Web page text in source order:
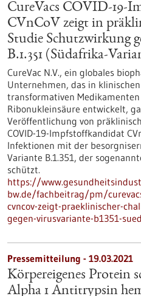
CureVacs COVID-19-
CVnCoV zeigt in
Studie Schutzwirkung
B.1.351 (Südafrika-
CureVac N.V., ein globales
Unternehmen, das in
transformativen Medikamenten
Ribonukleinsäure entwickelt,
Veröffentlichung von
COVID-19-Impfstoffkandidat
Infektionen mit der
Variante B.1.351, der
schützt.
https://
bw.de/fachbeitrag/pm/
cvncov-zeigt-praeklinischer-
gegen-virusvariante-b1351-
Pressemitteilung - 19.03.2021
Körpereigenes Protein
Alpha 1 Antitrypsin